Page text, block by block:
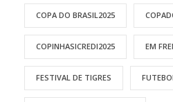
COPA DO BRASIL2025
COPINHASICREDI2025 EM
FESTIVAL DE TIGRES